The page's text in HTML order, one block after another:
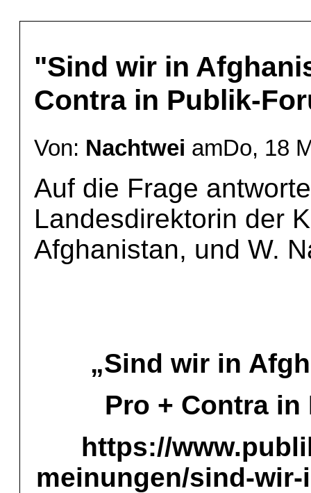
"Sind wir in
Contra in Publik-
Von: Nachtwei amDo, 18
Auf die Frage
Landesdirektorin der
Afghanistan, und W.
„Sind wir in
Pro + Contra in
https://
meinungen/sind-